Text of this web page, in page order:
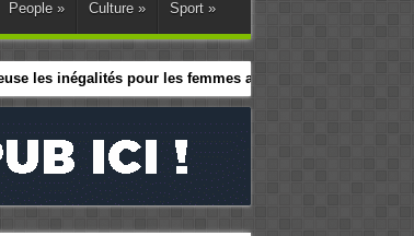
People » Culture » Sport »
les inégalités pour les femmes africaines